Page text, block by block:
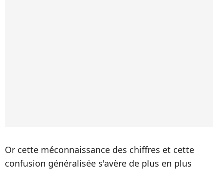
Or cette méconnaissance des chiffres et cette
confusion généralisée s'avère de plus en plus